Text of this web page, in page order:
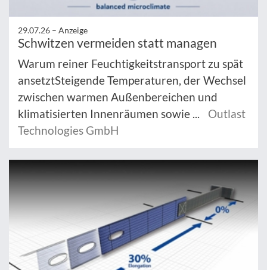
29.07.26 – Anzeige
Schwitzen vermeiden statt managen
Warum reiner Feuchtigkeitstransport zu spät
ansetztSteigende Temperaturen, der Wechsel
zwischen warmen Außenbereichen und
klimatisierten Innenräumen sowie ...
Outlast
Technologies GmbH